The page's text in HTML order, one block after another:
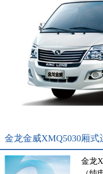
金龙金威XMQ5030厢
金龙